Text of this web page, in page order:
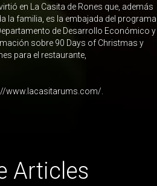
en La Casita de Rones que, además
la familia, es la embajada del programa
de Desarrollo Económico y
sobre 90 Days of Christmas y
para el restaurante,
www.lacasitarums.com/.
Articles